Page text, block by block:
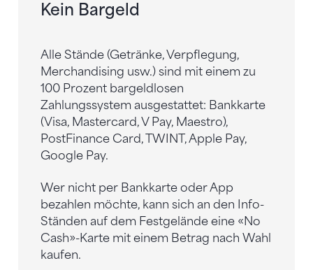
Kein Bargeld
Alle Stände (Getränke, Verpflegung,
Merchandising usw.) sind mit einem zu
100 Prozent bargeldlosen
Zahlungssystem ausgestattet: Bankkarte
(Visa, Mastercard, V Pay, Maestro),
PostFinance Card, TWINT, Apple Pay,
Google Pay.
Wer nicht per Bankkarte oder App
bezahlen möchte, kann sich an den Info-
Ständen auf dem Festgelände eine «No
Cash»-Karte mit einem Betrag nach Wahl
kaufen.